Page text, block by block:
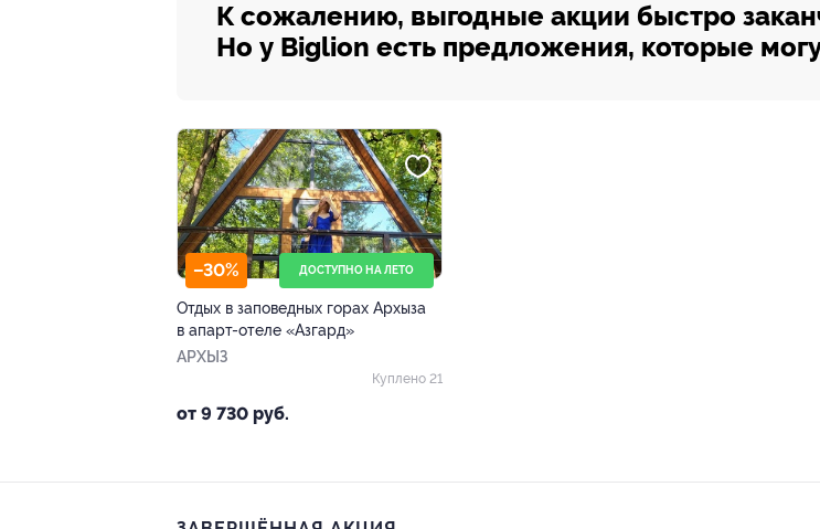
К сожалению, выгодные акции быстро
Но у Biglion есть предложения, которые
–30% ДОСТУПНО НА ЛЕТО
Отдых в заповедных горах Архыза
в апарт-отеле «Азгард»
АРХЫЗ
от 9 730 руб.
Куплено 21